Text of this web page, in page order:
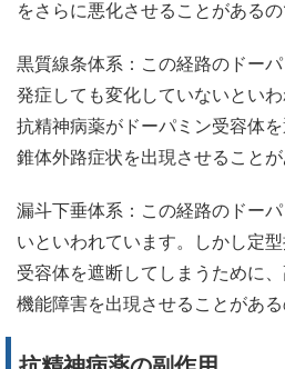
をさらに悪化させることがあるの
黒質線条体系：この経路のドー
発症しても変化していないとい
抗精神病薬がドーパミン受容体を
錐体外路症状を出現させることが
漏斗下垂体系：この経路のドー
いといわれています。しかし定
受容体を遮断してしまうために
機能障害を出現させることがある